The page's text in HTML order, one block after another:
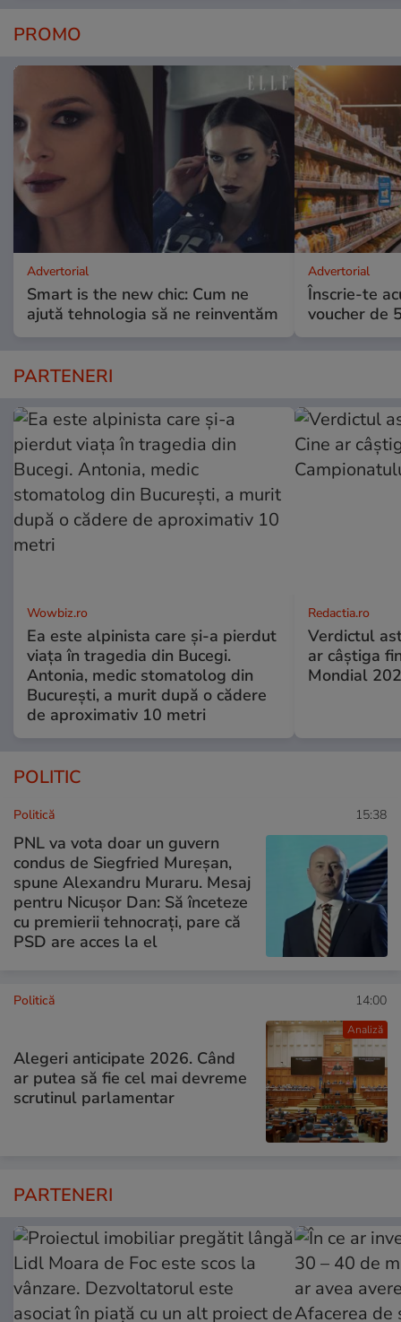
PROMO
Advertorial
Smart is the new chic: Cum ne
ajută tehnologia să ne reinventăm
Advertorial
Înscrie-te
voucher de
PARTENERI
Wowbiz.ro
Ea este alpinista care și-a pierdut
viața în tragedia din Bucegi.
Antonia, medic stomatolog din
București, a murit după o cădere
de aproximativ 10 metri
Redactia.ro
Verdictul
ar câștiga
Mondial
POLITIC
Politică 15:38
PNL va vota doar un guvern
condus de Siegfried Mureșan,
spune Alexandru Muraru. Mesaj
pentru Nicușor Dan: Să înceteze
cu premierii tehnocrați, pare că
PSD are acces la el
Analiză
Politică 14:00
Alegeri anticipate 2026. Când
ar putea să fie cel mai devreme
scrutinul parlamentar
PARTENERI